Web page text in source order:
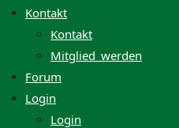
Kontakt
Kontakt
Mitglied_werden
Forum
Login
Login